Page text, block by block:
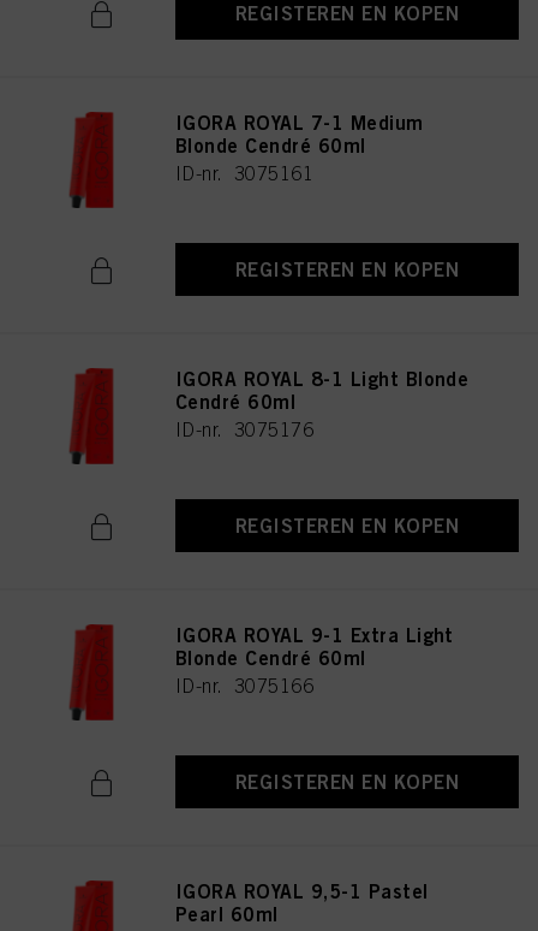
REGISTEREN EN KOPEN
IGORA ROYAL 7-1 Medium
Blonde Cendré 60ml
ID-nr. 3075161
REGISTEREN EN KOPEN
IGORA ROYAL 8-1 Light Blonde
Cendré 60ml
ID-nr. 3075176
REGISTEREN EN KOPEN
IGORA ROYAL 9-1 Extra Light
Blonde Cendré 60ml
ID-nr. 3075166
REGISTEREN EN KOPEN
IGORA ROYAL 9,5-1 Pastel
Pearl 60ml